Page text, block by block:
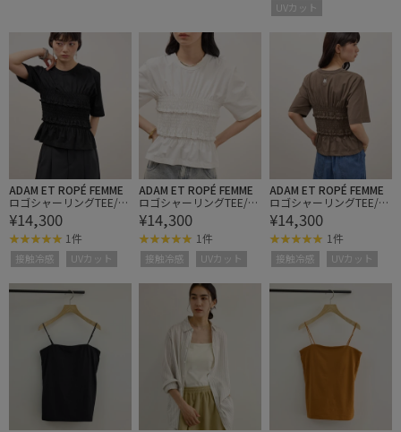
UVカット
ADAM ET ROPÉ FEMME
ロゴシャーリングTEE/接
触冷感/UVカット/防シ
ワ/遮熱
¥14,300
1件
接触冷感 UVカット
ADAM ET ROPÉ FEMME
ロゴシャーリングTEE/接
触冷感/UVカット/防シ
ワ/遮熱
¥14,300
1件
接触冷感 UVカット
ADAM ET ROPÉ FEMME
ロゴシャーリングTEE/接
触冷感/UVカット/防シ
ワ/遮熱
¥14,300
1件
接触冷感 UVカット